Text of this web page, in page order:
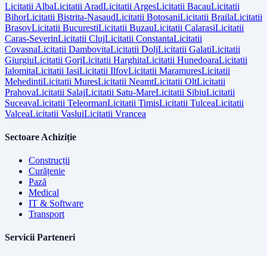
Licitatii AlbaLicitatii AradLicitatii ArgesLicitatii BacauLicitatii
BihorLicitatii Bistrita-NasaudLicitatii BotosaniLicitatii BrailaLicitatii
BrasovLicitatii BucurestiLicitatii BuzauLicitatii CalarasiLicitatii
Caras-SeverinLicitatii ClujLicitatii ConstantaLicitatii
CovasnaLicitatii DambovitaLicitatii DoljLicitatii GalatiLicitatii
GiurgiuLicitatii GorjLicitatii HarghitaLicitatii HunedoaraLicitatii
IalomitaLicitatii IasiLicitatii IlfovLicitatii MaramuresLicitatii
MehedintiLicitatii MuresLicitatii NeamtLicitatii OltLicitatii
PrahovaLicitatii SalajLicitatii Satu-MareLicitatii SibiuLicitatii
SuceavaLicitatii TeleormanLicitatii TimisLicitatii TulceaLicitatii
ValceaLicitatii VasluiLicitatii Vrancea
Sectoare Achiziție
Construcții
Curățenie
Pază
Medical
IT & Software
Transport
Servicii Parteneri